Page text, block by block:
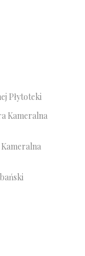
Płytoteki
Kameralna